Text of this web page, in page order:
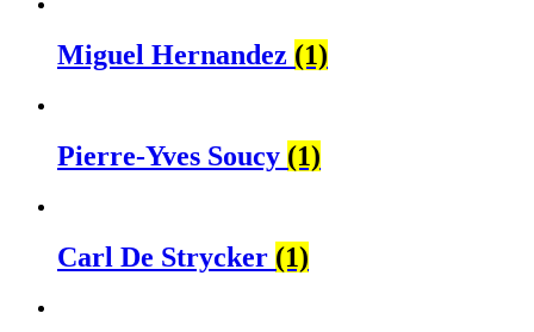
Miguel Hernandez (1)
Pierre-Yves Soucy (1)
Carl De Strycker (1)